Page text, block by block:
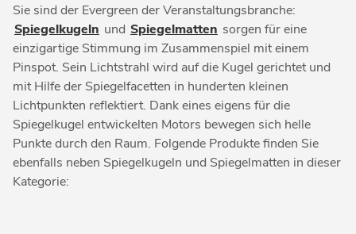
Sie sind der Evergreen der Veranstaltungsbranche:
Spiegelkugeln und Spiegelmatten sorgen für eine
einzigartige Stimmung im Zusammenspiel mit einem
Pinspot. Sein Lichtstrahl wird auf die Kugel gerichtet und
mit Hilfe der Spiegelfacetten in hunderten kleinen
Lichtpunkten reflektiert. Dank eines eigens für die
Spiegelkugel entwickelten Motors bewegen sich helle
Punkte durch den Raum. Folgende Produkte finden Sie
ebenfalls neben Spiegelkugeln und Spiegelmatten in dieser
Kategorie: